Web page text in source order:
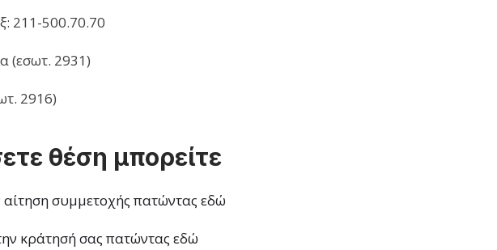
211-500.70.70
(εσωτ. 2931)
2916)
θέση μπορείτε
αίτηση συμμετοχής πατώντας εδώ
κράτησή σας πατώντας εδώ